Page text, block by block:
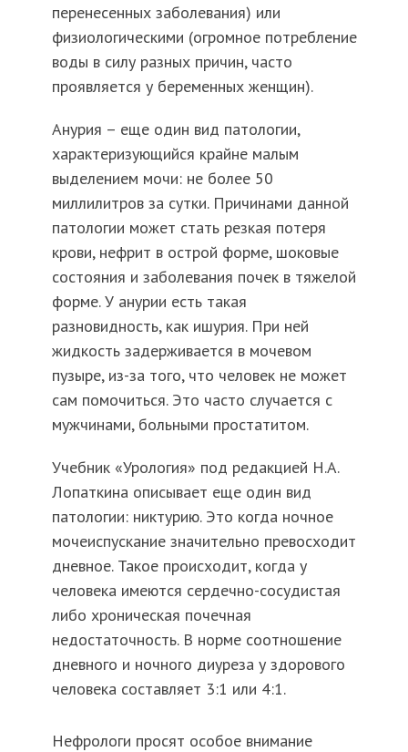
перенесенных заболевания) или
физиологическими (огромное потребление
воды в силу разных причин, часто
проявляется у беременных женщин).
Анурия – еще один вид патологии,
характеризующийся крайне малым
выделением мочи: не более 50
миллилитров за сутки. Причинами данной
патологии может стать резкая потеря
крови, нефрит в острой форме, шоковые
состояния и заболевания почек в тяжелой
форме. У анурии есть такая
разновидность, как ишурия. При ней
жидкость задерживается в мочевом
пузыре, из-за того, что человек не может
сам помочиться. Это часто случается с
мужчинами, больными простатитом.
Учебник «Урология» под редакцией Н.А.
Лопаткина описывает еще один вид
патологии: никтурию. Это когда ночное
мочеиспускание значительно превосходит
дневное. Такое происходит, когда у
человека имеются сердечно-сосудистая
либо хроническая почечная
недостаточность. В норме соотношение
дневного и ночного диуреза у здорового
человека составляет 3:1 или 4:1.
Нефрологи просят особое внимание